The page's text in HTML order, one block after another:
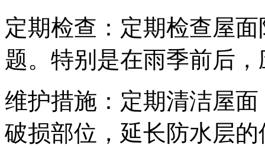
定期检查：定期检查屋
题。特别是在雨季前后
维护措施：定期清洁屋
破损部位，延长防水层